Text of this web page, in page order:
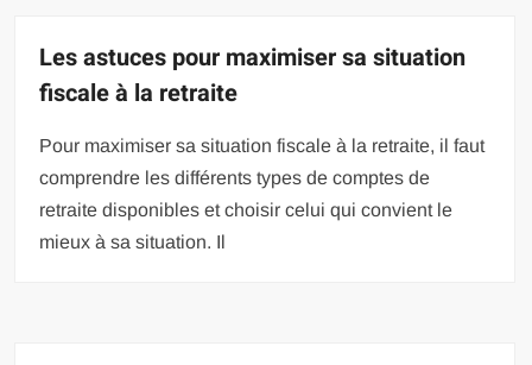
Les astuces pour maximiser sa situation
fiscale à la retraite
Pour maximiser sa situation fiscale à la retraite, il faut
comprendre les différents types de comptes de
retraite disponibles et choisir celui qui convient le
mieux à sa situation. Il